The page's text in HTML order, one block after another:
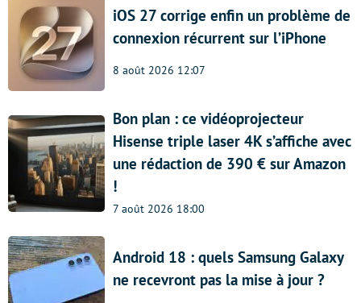
iOS 27 corrige enfin un problème de
connexion récurrent sur l’iPhone
8 août 2026 12:07
Bon plan : ce vidéoprojecteur
Hisense triple laser 4K s’affiche avec
une rédaction de 390 € sur Amazon
!
7 août 2026 18:00
Android 18 : quels Samsung Galaxy
ne recevront pas la mise à jour ?